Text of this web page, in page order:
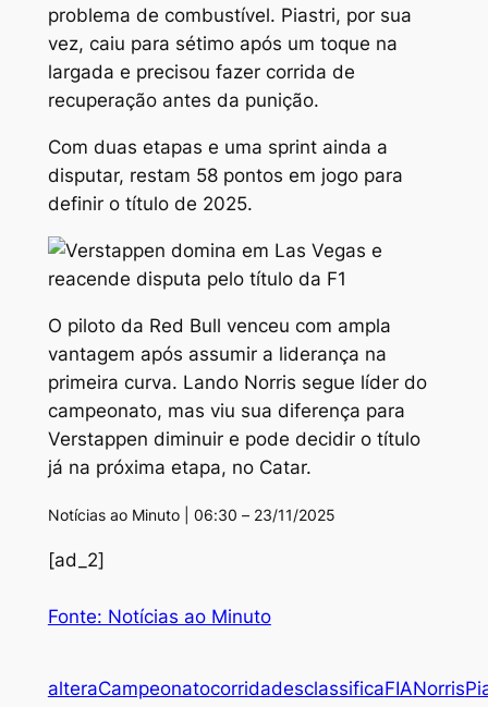
problema de combustível. Piastri, por sua
vez, caiu para sétimo após um toque na
largada e precisou fazer corrida de
recuperação antes da punição.
Com duas etapas e uma sprint ainda a
disputar, restam 58 pontos em jogo para
definir o título de 2025.
O piloto da Red Bull venceu com ampla
vantagem após assumir a liderança na
primeira curva. Lando Norris segue líder do
campeonato, mas viu sua diferença para
Verstappen diminuir e pode decidir o título
já na próxima etapa, no Catar.
Notícias ao Minuto | 06:30 – 23/11/2025
[ad_2]
Fonte: Notícias ao Minuto
alteraCampeonatocorridadesclassificaFIANorris